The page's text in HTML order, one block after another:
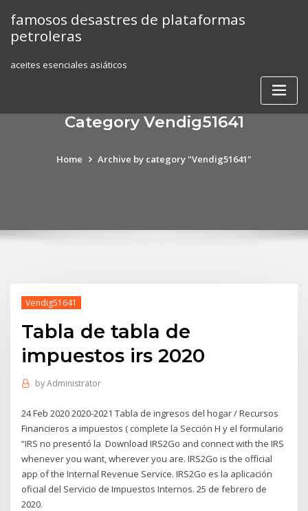
content
famosos desastres de plataformas
petroleras
aceites esenciales asiáticos
Category Vendig51641
Home Archive by category "Vendig51641"
Vendig51641
Tabla de tabla de
impuestos irs 2020
byAdministrator
24 Feb 2020 2020-2021 Tabla de ingresos del hogar / Recursos
Financieros a impuestos ( complete la Sección H y el formulario
“IRS no presentó la Download IRS2Go and connect with the IRS
whenever you want, wherever you are. IRS2Go is the official
app of the Internal Revenue Service. IRS2Go es la aplicación
oficial del Servicio de Impuestos Internos. 25 de febrero de
2020.